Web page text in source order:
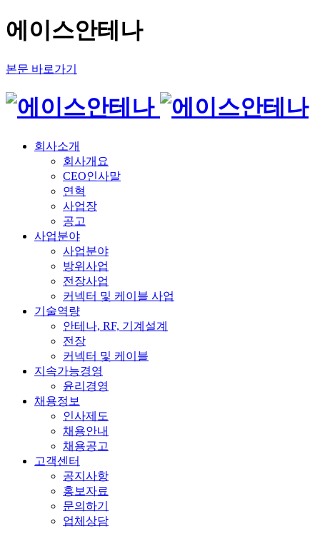
에이스안테나
본문 바로가기
회사소개
회사개요
CEO인사말
연혁
사업장
공고
사업분야
사업분야
방위사업
전장사업
커넥터 및 케이블 사업
기술역량
안테나, RF, 기계설계
전장
커넥터 및 케이블
지속가능경영
윤리경영
채용정보
인사제도
채용안내
채용공고
고객센터
공지사항
홍보자료
문의하기
업체상담